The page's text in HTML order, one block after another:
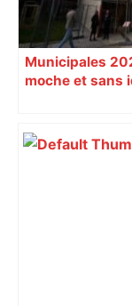
Municipales
moche et sans
Augustins